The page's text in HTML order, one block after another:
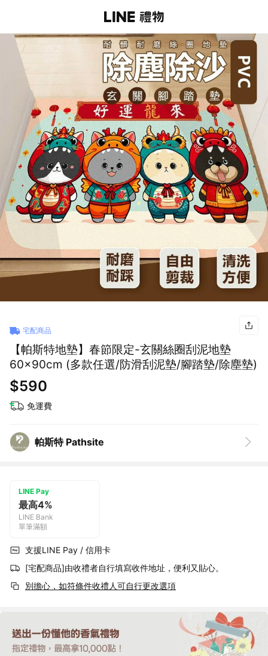
宅配商品
【帕斯特地墊】春節限定-玄關絲圈刮泥地墊
60x90cm (多款任選/防滑刮泥墊/腳踏墊/除塵墊)
$590
免運費
帕斯特 Pathsite
LINE Pay
最高4%
LINE Bank
單筆滿額
支援LINE Pay / 信用卡
[宅配商品]由收禮者自行填寫收件地址，便利又貼心。
別擔心，如符條件收禮人可自行更改選項